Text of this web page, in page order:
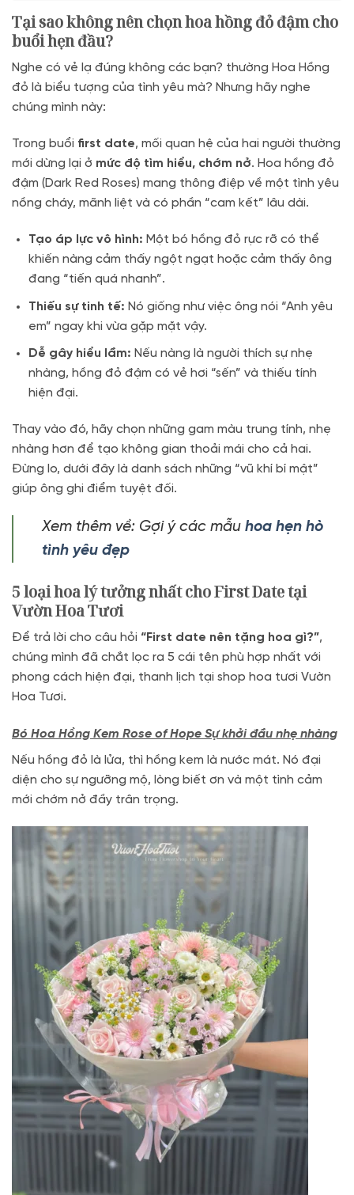
Tại sao không nên chọn hoa hồng đỏ đậm cho
buổi hẹn đầu?
Nghe có vẻ lạ đúng không các bạn? thường Hoa Hồng
đỏ là biểu tượng của tình yêu mà? Nhưng hãy nghe
chúng mình này:
Trong buổi first date, mối quan hệ của hai người thường
mới dừng lại ở mức độ tìm hiểu, chớm nở. Hoa hồng đỏ
đậm (Dark Red Roses) mang thông điệp về một tình yêu
nồng cháy, mãnh liệt và có phần “cam kết” lâu dài.
Tạo áp lực vô hình: Một bó hồng đỏ rực rỡ có thể
khiến nàng cảm thấy ngột ngạt hoặc cảm thấy ông
đang “tiến quá nhanh”.
Thiếu sự tinh tế: Nó giống như việc ông nói “Anh yêu
em” ngay khi vừa gặp mặt vậy.
Dễ gây hiểu lầm: Nếu nàng là người thích sự nhẹ
nhàng, hồng đỏ đậm có vẻ hơi “sến” và thiếu tính
hiện đại.
Thay vào đó, hãy chọn những gam màu trung tính, nhẹ
nhàng hơn để tạo không gian thoải mái cho cả hai.
Đừng lo, dưới đây là danh sách những “vũ khí bí mật”
giúp ông ghi điểm tuyệt đối.
Xem thêm về: Gợi ý các mẫu hoa hẹn hò
tình yêu đẹp
5 loại hoa lý tưởng nhất cho First Date tại
Vườn Hoa Tươi
Để trả lời cho câu hỏi “First date nên tặng hoa gì?”,
chúng mình đã chắt lọc ra 5 cái tên phù hợp nhất với
phong cách hiện đại, thanh lịch tại shop hoa tươi Vườn
Hoa Tươi.
Bó Hoa Hồng Kem Rose of Hope Sự khởi đầu nhẹ nhàng
Nếu hồng đỏ là lửa, thì hồng kem là nước mát. Nó đại
diện cho sự ngưỡng mộ, lòng biết ơn và một tình cảm
mới chớm nở đầy trân trọng.